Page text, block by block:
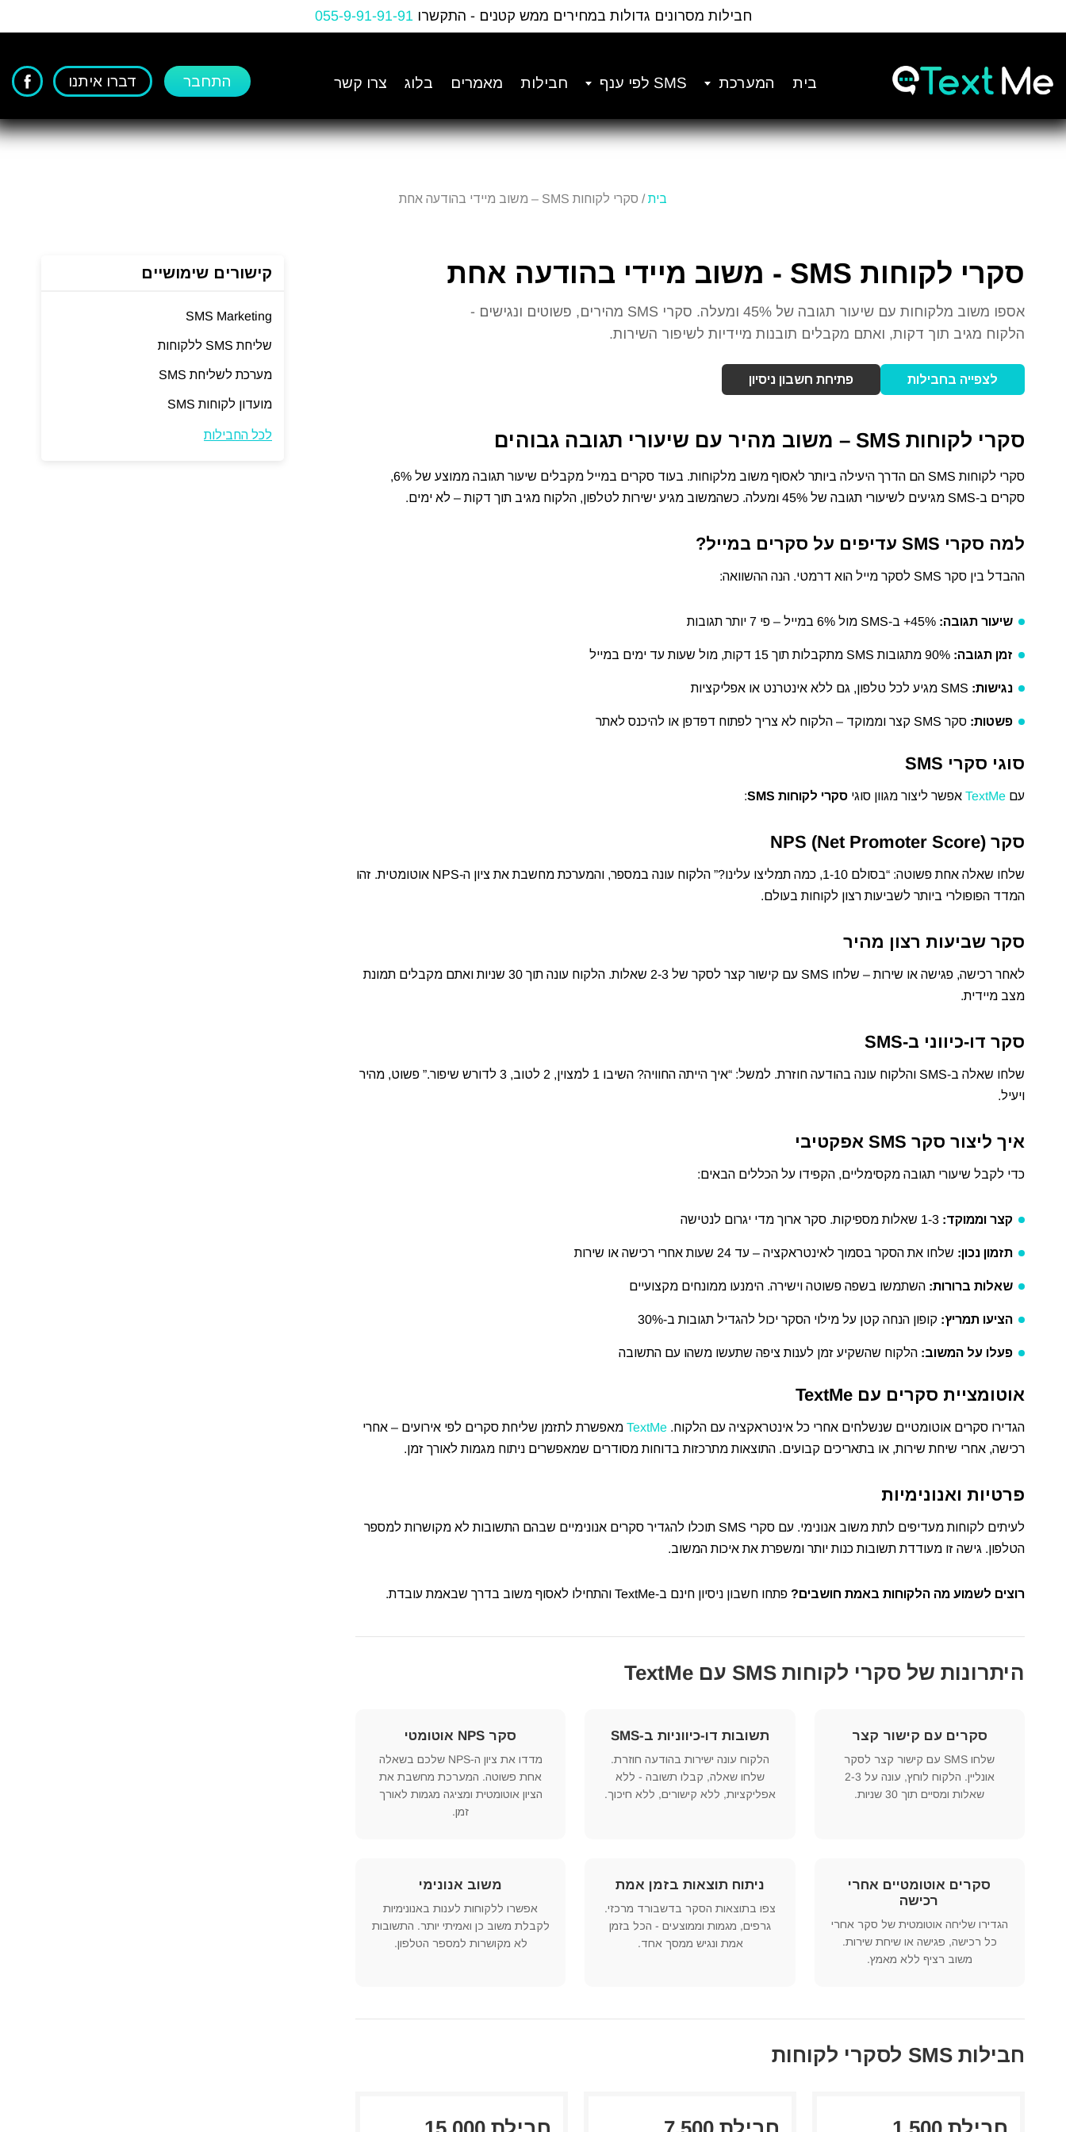
to
חבילות מסרונים גדולות במחירים ממש קטנים - התקשרו055-9-91-91-91
בית המערכת SMS לפי ענף חבילות מאמרים בלוג צרו קשר התחבר דברו איתנו
בית/ סקרי לקוחות SMS – משוב מיידי בהודעה אחת
סקרי לקוחות SMS - משוב מיידי בהודעה אחת
אספו משוב מלקוחות עם שיעור תגובה של 45% ומעלה. סקרי SMS מהירים, פשוטים ונגישים -
הלקוח מגיב תוך דקות, ואתם מקבלים תובנות מיידיות לשיפור השירות.
לצפייה בחבילות פתיחת חשבון ניסיון
סקרי לקוחות SMS – משוב מהיר עם שיעורי תגובה גבוהים
סקרי לקוחות SMS הם הדרך היעילה ביותר לאסוף משוב מלקוחות. בעוד סקרים במייל מקבלים שיעור תגובה ממוצע של 6%,
סקרים ב-SMS מגיעים לשיעורי תגובה של 45% ומעלה. כשהמשוב מגיע ישירות לטלפון, הלקוח מגיב תוך דקות – לא ימים.
למה סקרי SMS עדיפים על סקרים במייל?
ההבדל בין סקר SMS לסקר מייל הוא דרמטי. הנה ההשוואה:
שיעור תגובה:
זמן תגובה:
נגישות:
פשטות: סקר SMS קצר וממוקד – הלקוח לא צריך לפתוח דפדפן או להיכנס לאתר
סוגי סקרי SMS
עם TextMe אפשר ליצור מגוון סוגי סקרי לקוחות SMS :
סקר NPS (Net Promoter Score)
שלחו שאלה אחת פשוטה: “בסולם 1-10, כמה תמליצו עלינו?” הלקוח עונה במספר, והמערכת מחשבת את ציון ה-NPS אוטומטית. זהו
המדד הפופולרי ביותר לשביעות רצון לקוחות בעולם.
סקר שביעות רצון מהיר
לאחר רכישה, פגישה או שירות – שלחו SMS עם קישור קצר לסקר של 2-3 שאלות. הלקוח עונה תוך 30 שניות ואתם מקבלים תמונת
מצב מיידית.
סקר דו-כיווני ב-SMS
שלחו שאלה ב-SMS והלקוח עונה בהודעה חוזרת. למשל: “איך הייתה החוויה? השיבו 1 למצוין, 2 לטוב, 3 לדורש שיפור.” פשוט, מהיר
ויעיל.
איך ליצור סקר SMS אפקטיבי
כדי לקבל שיעורי תגובה מקסימליים, הקפידו על הכללים הבאים:
קצר וממוקד:
תזמון נכון: שלחו את הסקר בסמוך לאינטראקציה – עד 24 שעות אחרי רכישה או שירות
שאלות ברורות: השתמשו בשפה פשוטה וישירה. הימנעו ממונחים מקצועיים
הציעו תמריץ: קופון הנחה קטן על מילוי הסקר יכול להגדיל תגובות ב-30%
פעלו על המשוב: הלקוח שהשקיע זמן לענות ציפה שתעשו משהו עם התשובה
אוטומציית סקרים עם TextMe
הגדירו סקרים אוטומטיים שנשלחים אחרי כל אינטראקציה עם הלקוח. TextMe מאפשרת לתזמן שליחת סקרים לפי אירועים – אחרי
רכישה, אחרי שיחת שירות, או בתאריכים קבועים. התוצאות מתרכזות בדוחות מסודרים שמאפשרים ניתוח מגמות לאורך זמן.
פרטיות ואנונימיות
לעיתים לקוחות מעדיפים לתת משוב אנונימי. עם סקרי SMS תוכלו להגדיר סקרים אנונימיים שבהם התשובות לא מקושרות למספר
הטלפון. גישה זו מעודדת תשובות כנות יותר ומשפרת את איכות המשוב.
רוצים לשמוע מה הלקוחות באמת חושבים? פתחו חשבון ניסיון חינם ב-TextMe והתחילו לאסוף משוב בדרך שבאמת עובדת.
היתרונות של סקרי לקוחות SMS עם TextMe
סקרים עם קישור קצר
שלחו SMS עם קישור קצר לסקר
אונליין. הלקוח לוחץ, עונה על 2-3
שאלות ומסיים תוך 30 שניות.
תשובות דו-כיווניות ב-SMS
הלקוח עונה ישירות בהודעה חוזרת.
שלחו שאלה, קבלו תשובה - ללא
אפליקציות, ללא קישורים, ללא חיכוך.
סקר NPS אוטומטי
מדדו את ציון ה-NPS שלכם בשאלה
אחת פשוטה. המערכת מחשבת את
הציון אוטומטית ומציגה מגמות לאורך
זמן.
סקרים אוטומטיים אחרי
רכישה
הגדירו שליחה אוטומטית של סקר אחרי
כל רכישה, פגישה או שיחת שירות.
משוב רציף ללא מאמץ.
ניתוח תוצאות בזמן אמת
צפו בתוצאות הסקר בדשבורד מרכזי.
גרפים, מגמות וממוצעים - הכל בזמן
אמת ונגיש ממסך אחד.
משוב אנונימי
אפשרו ללקוחות לענות באנונימיות
לקבלת משוב כן ואמיתי יותר. התשובות
לא מקושרות למספר הטלפון.
חבילות SMS לסקרי לקוחות
קישורים שימושיים
SMS Marketing
שליחת SMS ללקוחות
מערכת לשליחת SMS
מועדון לקוחות SMS
לכל החבילות